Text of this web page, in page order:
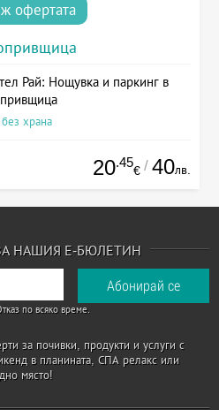
офертата
Рай: Нощувка и паркинг в
храна
20.45
€ / 40лв.
НАШИЯ Е-БЮЛЕТИН
по всяко време.
за почивки, продукти и услуги с
в планината, СПА релакс или
място!